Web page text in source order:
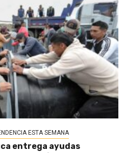
ESTA SEMANA
entrega ayudas